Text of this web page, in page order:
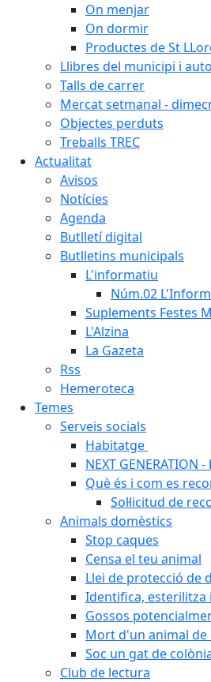
On menjar
On dormir
Productes de St
Llibres del municipi i
Talls de carrer
Mercat setmanal -
Objectes perduts
Treballs TREC
Actualitat
Avisos
Notícies
Agenda
Butlletí digital
Butlletins municipals
L'informatiu
Núm.02
Suplements Festes
L'Alzina
La Gazeta
Rss
Hemeroteca
Temes
Serveis socials
Habitatge
NEXT GENERATION
Què és i com es
Sol·licitud de
Animals domèstics
Stop caques
Censa el teu animal
Llei de protecció de
Identifica, esterilitza
Gossos
Mort d'un animal de
Soc un gat de
Club de lectura